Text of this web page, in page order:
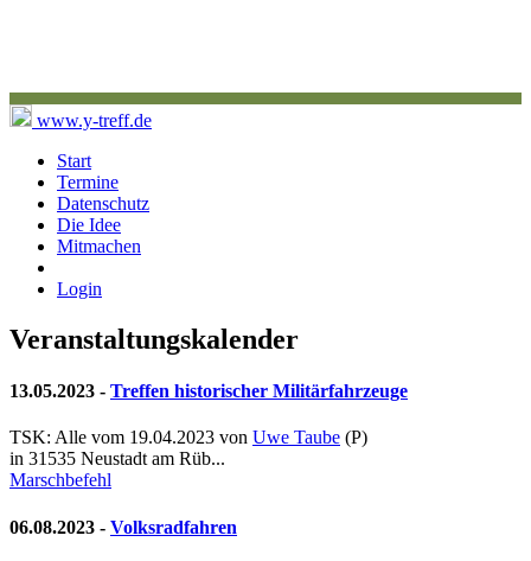
www.y-treff.de
Start
Termine
Datenschutz
Die Idee
Mitmachen
Login
Veranstaltungskalender
13.05.2023 - Treffen historischer Militärfahrzeuge
TSK: Alle vom 19.04.2023 von Uwe Taube (P)
in 31535 Neustadt am Rüb...
Marschbefehl
06.08.2023 - Volksradfahren